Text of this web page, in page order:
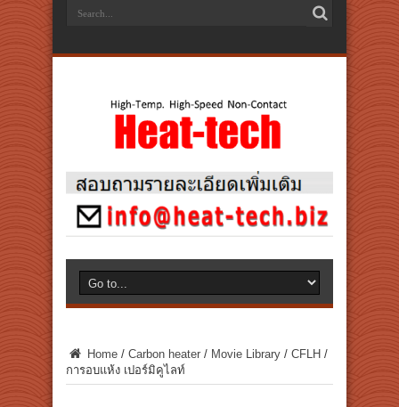
Home / Carbon heater / Movie Library / CFLH /
การอบแห้ง เปอร์มิคูไลท์